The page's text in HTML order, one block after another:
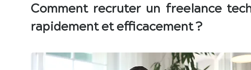
Comment recruter un freelance
rapidement et efficacement ?